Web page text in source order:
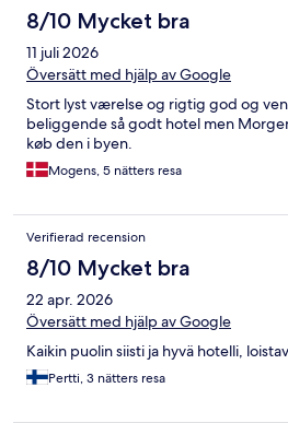
8/10 Mycket bra
11 juli 2026
Översätt med hjälp av Google
Stort lyst værelse og rigtig god og
beliggende så godt hotel men
køb den i byen.
Mogens, 5 nätters resa
Verifierad recension
8/10 Mycket bra
22 apr. 2026
Översätt med hjälp av Google
Kaikin puolin siisti ja hyvä hotelli,
Pertti, 3 nätters resa